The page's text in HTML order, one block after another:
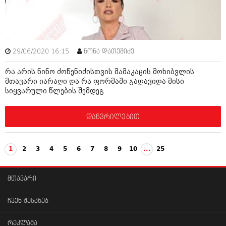
29/06/2020 16:15 ნონა დათეშიძე
რა არის ნინო ძოწენიძისთვის მამაკაცის მოხიბვლის
მთავარი იარაღი და რა ფორმაში გადავიდა მისი
სიყვარული წლების შემდეგ
დაწვრილებით
1 2 3 4 5 6 7 8 9 10 ... 25
მთავარი
ჩვენ შესახებ
რეკლამა